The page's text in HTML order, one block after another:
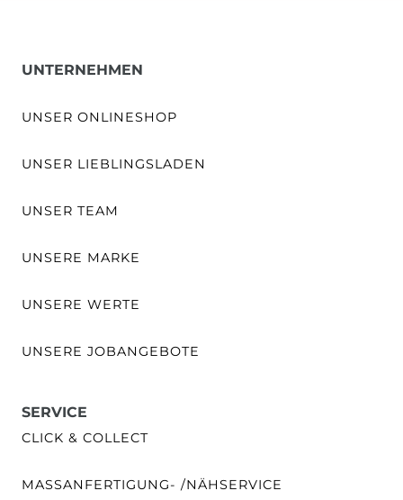
UNTERNEHMEN
UNSER ONLINESHOP
UNSER LIEBLINGSLADEN
UNSER TEAM
UNSERE MARKE
UNSERE WERTE
UNSERE JOBANGEBOTE
SERVICE
CLICK & COLLECT
MASSANFERTIGUNG- /NÄHSERVICE